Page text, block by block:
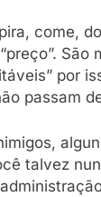
come,
São
por
passam
talvez